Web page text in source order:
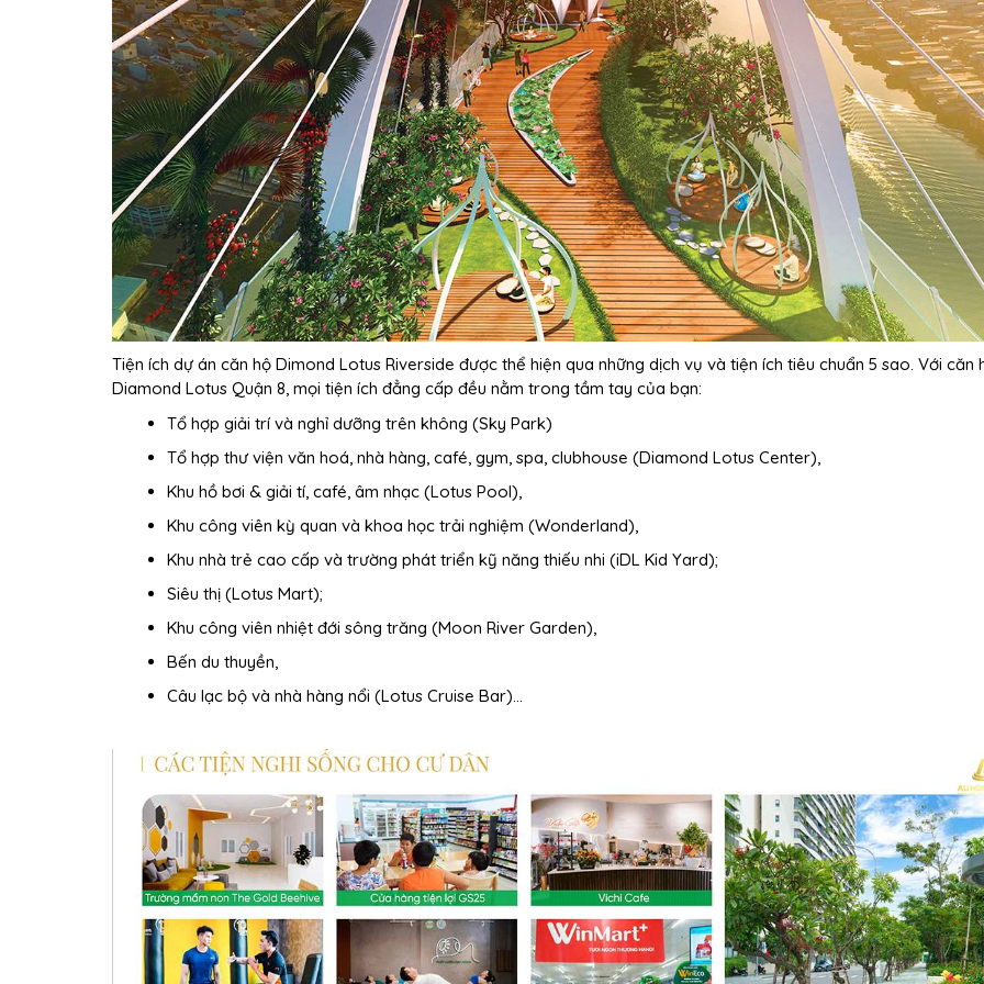
Tiện ích dự án căn hộ Dimond Lotus Riverside được thể hiện qua những dịch vụ và tiện ích tiêu chuẩn 5 sao. Với căn
Diamond Lotus Quận 8, mọi tiện ích đẳng cấp đều nằm trong tầm tay của bạn:
Tổ hợp giải trí và nghỉ dưỡng trên không (Sky Park)
Tổ hợp thư viện văn hoá, nhà hàng, café, gym, spa, clubhouse (Diamond Lotus Center),
Khu hồ bơi & giải tí, café, âm nhạc (Lotus Pool),
Khu công viên kỳ quan và khoa học trải nghiệm (Wonderland),
Khu nhà trẻ cao cấp và trường phát triển kỹ năng thiếu nhi (iDL Kid Yard);
Siêu thị (Lotus Mart);
Khu công viên nhiệt đới sông trăng (Moon River Garden),
Bến du thuyền,
Câu lạc bộ và nhà hàng nổi (Lotus Cruise Bar)…